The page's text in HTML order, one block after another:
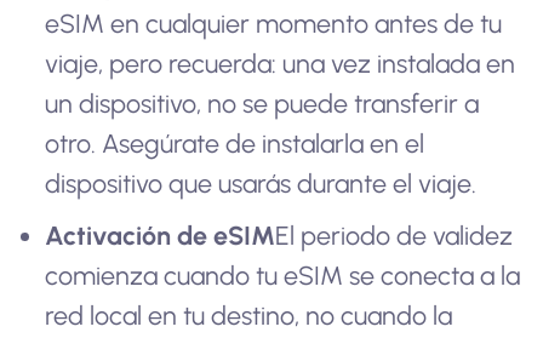
eSIM en cualquier momento antes de tu
viaje, pero recuerda: una vez instalada en
un dispositivo, no se puede transferir a
otro. Asegúrate de instalarla en el
dispositivo que usarás durante el viaje.
Activación de eSIMEl periodo de validez
comienza cuando tu eSIM se conecta a la
red local en tu destino, no cuando la